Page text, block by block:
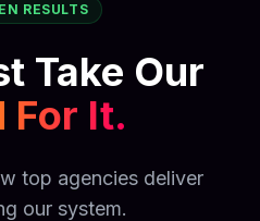
RESULTS
Take Our
For It.
top agencies deliver
our system.